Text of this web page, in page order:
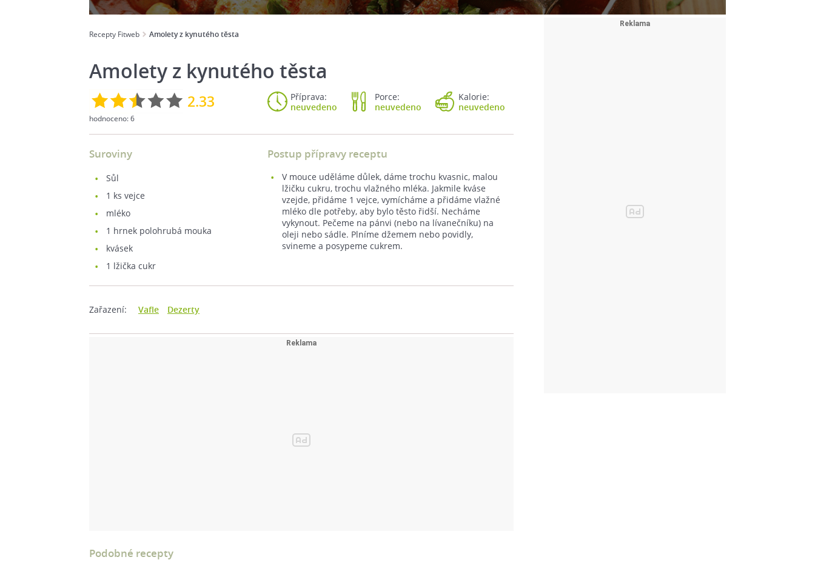
Recepty Fitweb Amolety z kynutého těsta
Amolety z kynutého těsta
2.33
hodnoceno:6
Příprava:
neuvedeno
Porce:
neuvedeno
Kalorie:
neuvedeno
Suroviny
sůl
1 ks vejce
mléko
1 hrnek polohrubá mouka
kvásek
1 lžička cukr
Postup přípravy receptu
V mouce uděláme důlek, dáme trochu kvasnic, malou
lžičku cukru, trochu vlažného mléka. Jakmile kváse
vzejde, přidáme 1 vejce, vymícháme a přidáme vlažné
mléko dle potřeby, aby bylo těsto řidší. Necháme
vykynout. Pečeme na pánvi (nebo na lívanečníku) na
oleji nebo sádle. Plníme džemem nebo povidly,
svineme a posypeme cukrem.
Zařazení: Vafle Dezerty
Podobné recepty